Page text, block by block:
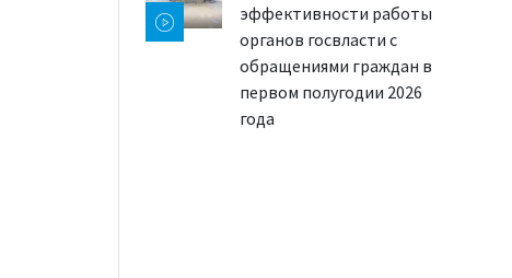
эффективности работы
органов госвласти с
обращениями граждан в
первом полугодии 2026
года